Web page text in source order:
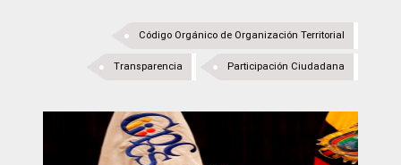
Código Orgánico de Organización Territorial
Participación Ciudadana
Transparencia